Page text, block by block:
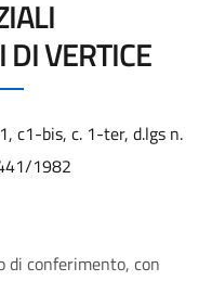
VERTICE
c1-bis, c. 1-ter, d.lgs n.
1982
di conferimento, con